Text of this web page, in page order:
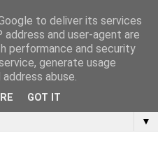
▼
to deliver its services
and user-agent are
performance and security
generate usage
abuse.
GOT IT